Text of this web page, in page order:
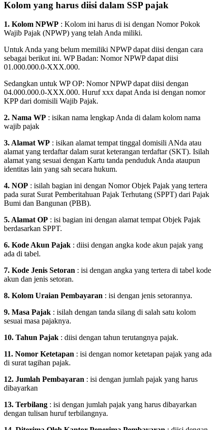
Kolom yang harus diisi dalam SSP pajak
1. Kolom NPWP : Kolom ini harus di isi dengan Nomor Pokok
Wajib Pajak (NPWP) yang telah Anda miliki.
Untuk Anda yang belum memiliki NPWP dapat diisi dengan cara
sebagai berikut ini. WP Badan: Nomor NPWP dapat diisi
01.000.000.0-XXX.000.
Sedangkan untuk WP OP: Nomor NPWP dapat diisi dengan
04.000.000.0-XXX.000. Huruf xxx dapat Anda isi dengan nomor
KPP dari domisili Wajib Pajak.
2. Nama WP : isikan nama lengkap Anda di dalam kolom nama
wajib pajak
3. Alamat WP : isikan alamat tempat tinggal domisili ANda atau
alamat yang terdaftar dalam surat keterangan terdaftar (SKT). Isilah
alamat yang sesuai dengan Kartu tanda penduduk Anda ataupun
identitas lain yang sah secara hukum.
4. NOP : isilah bagian ini dengan Nomor Objek Pajak yang tertera
pada surat Surat Pemberitahuan Pajak Terhutang (SPPT) dari Pajak
Bumi dan Bangunan (PBB).
5. Alamat OP : isi bagian ini dengan alamat tempat Objek Pajak
berdasarkan SPPT.
6. Kode Akun Pajak : diisi dengan angka kode akun pajak yang
ada di tabel.
7. Kode Jenis Setoran : isi dengan angka yang tertera di tabel kode
akun dan jenis setoran.
8. Kolom Uraian Pembayaran : isi dengan jenis setorannya.
9. Masa Pajak : isilah dengan tanda silang di salah satu kolom
sesuai masa pajaknya.
10. Tahun Pajak : diisi dengan tahun terutangnya pajak.
11. Nomor Ketetapan : isi dengan nomor ketetapan pajak yang ada
di surat tagihan pajak.
12. Jumlah Pembayaran : isi dengan jumlah pajak yang harus
dibayarkan
13. Terbilang : isi dengan jumlah pajak yang harus dibayarkan
dengan tulisan huruf terbilangnya.